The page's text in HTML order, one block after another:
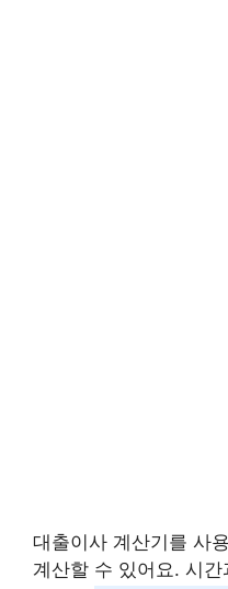
대출이사 계산기를 사
계산할 수 있어요. 시